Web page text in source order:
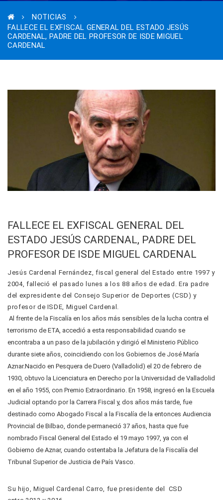
NOTICIAS
FALLECE EL EXFISCAL GENERAL DEL ESTADO JESÚS
CARDENAL, PADRE DEL PROFESOR DE ISDE MIGUEL
CARDENAL
FALLECE EL EXFISCAL GENERAL DEL
ESTADO JESÚS CARDENAL, PADRE DEL
PROFESOR DE ISDE MIGUEL CARDENAL
Jesús Cardenal Fernández, fiscal general del Estado entre 1997 y
2004, falleció el pasado lunes a los 88 años de edad. Era padre
del expresidente del Consejo Superior de Deportes (CSD) y
profesor de ISDE, Miguel Cardenal.
Al frente de la Fiscalía en los años más sensibles de la lucha contra el
terrorismo de ETA, accedió a esta responsabilidad cuando se
encontraba a un paso de la jubilación y dirigió el Ministerio Público
durante siete años, coincidiendo con los Gobiernos de José María
Aznar.Nacido en Pesquera de Duero (Valladolid) el 20 de febrero de
1930, obtuvo la Licenciatura en Derecho por la Universidad de Valladolid
en el año 1955, con Premio Extraordinario. En 1958, ingresó en la Escuela
Judicial optando por la Carrera Fiscal y, dos años más tarde, fue
destinado como Abogado Fiscal a la Fiscalía de la entonces Audiencia
Provincial de Bilbao, donde permaneció 37 años, hasta que fue
nombrado Fiscal General del Estado el 19 mayo 1997, ya con el
Gobierno de Aznar, cuando ostentaba la Jefatura de la Fiscalía del
Tribunal Superior de Justicia de País Vasco.
Su hijo, Miguel Cardenal Carro, fue presidente del CSD